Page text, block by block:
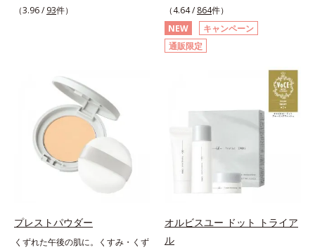
1/10000サイズのマイクロカバー成
と皮脂のバランスを整え、乾燥＆ベ
タつきレスに。さらに毛穴周りの肌
にうるおいを与え、キュッと引き締
め＆ハリ感をUPさせます。また皮
脂を感知するとギュッと固まる膜を
採用。ファンデーションのくずれや
毛穴落ちを防ぎ、キレイが長持ちし
ます。軽やかにのびるリキッドが肌
ぱらないここちよい密着感で、さま
ざまなタイプのファンデと併用でき
（3.96 / 93件）
い」で終わらないオルビス最高峰
(*3)顔用日焼け止めです。ポーラ化
成の独自研究による、紫外線に反応
して強固な膜を形成する技術「瞬間
(*4)」を搭載。紫外線を浴びた膜が
厚く強靭に進化することで、紫外線
が強い環境でも汗やくずれから肌を
守り、美容成分(*5)の浸透を促進
(*6)します。有効成分「ナイアシン
アミド」配合。真皮のコラーゲン産
生を促進し今あるシワを改善。メラ
ニンの受け渡しを抑制することで、
プローチ。保湿成分が日中の肌にも
うるおいを与え、明るくなめらかな
（4.64 / 864件）
NEW
キャンペーン
通販限定
プレストパウダー
くずれた午後の肌に。くすみ・くず
オルビスユー ドット トライア
ル